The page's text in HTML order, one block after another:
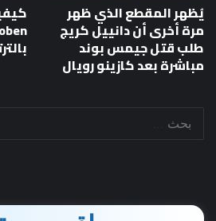
يُظهر المقطع الذي ظهر
مرة أخرى أن دانييل كريج
طلب قتل جيمس بوند
مباشرة بعد كازينو رويال